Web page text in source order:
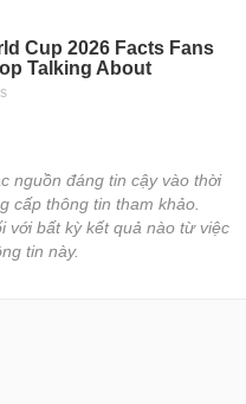
nguồn đáng tin cậy vào thời
cấp thông tin tham khảo.
với bất kỳ kết quả nào từ việc
tin này.